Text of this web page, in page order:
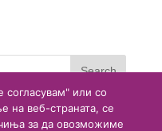
или со
на веб-страната, се
за да овозможиме